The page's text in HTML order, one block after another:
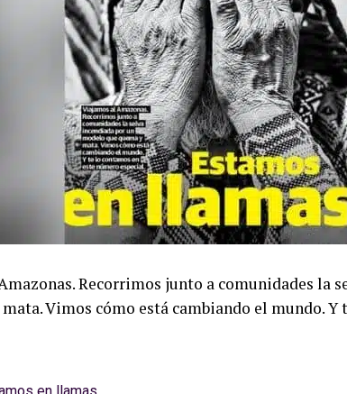
Recorrimos junto a comunidades la
Vimos cómo está cambiando el mundo.